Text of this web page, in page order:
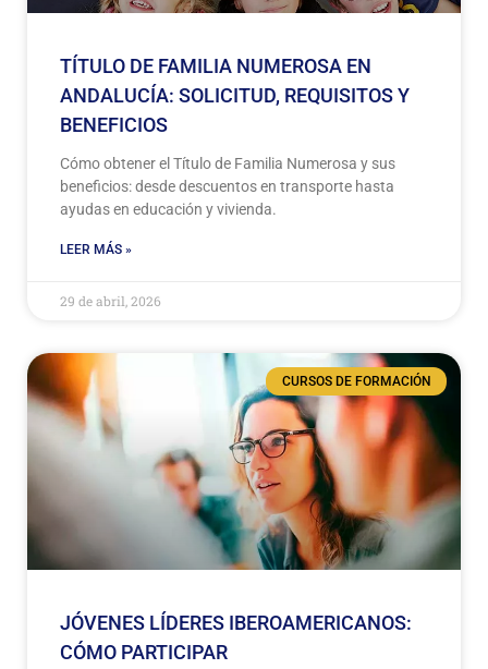
TÍTULO DE FAMILIA NUMEROSA EN
ANDALUCÍA: SOLICITUD, REQUISITOS Y
BENEFICIOS
Cómo obtener el Título de Familia Numerosa y sus
beneficios: desde descuentos en transporte hasta
ayudas en educación y vivienda.
LEER MÁS »
29 de abril, 2026
CURSOS DE FORMACIÓN
JÓVENES LÍDERES IBEROAMERICANOS:
CÓMO PARTICIPAR